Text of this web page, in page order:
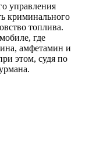
управления
криминального
топлива.
где
амфетамин и
этом, судя по